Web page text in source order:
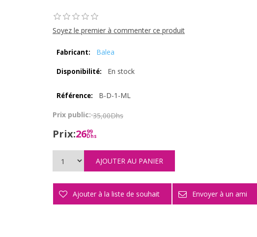
Soyez le premier à commenter ce produit
Fabricant: Balea
Disponibilité: En stock
Référence: B-D-1-ML
Prix public: 35,00Dhs
Prix:2699
Dhs